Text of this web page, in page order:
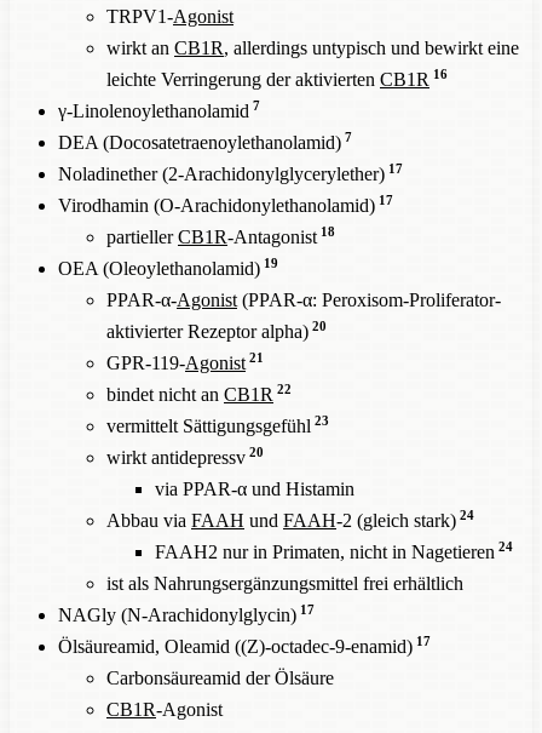
TRPV1-Agonist
wirkt an CB1R, allerdings untypisch und bewirkt eine
leichte Verringerung der aktivierten CB1R 16
γ-Linolenoylethanolamid 7
DEA (Docosatetraenoylethanolamid) 7
Noladinether (2-Arachidonylglycerylether) 17
Virodhamin (O-Arachidonylethanolamid) 17
partiellerCB1R-Antagonist 18
OEA (Oleoylethanolamid) 19
PPAR-α-Agonist (PPAR-α: Peroxisom-Proliferator-
aktivierter Rezeptor alpha) 20
GPR-119-Agonist 21
bindet nicht an CB1R 22
vermittelt Sättigungsgefühl 23
wirkt antidepressv 20
via PPAR-α und Histamin
Abbau via FAAH und FAAH-2 (gleich stark) 24
FAAH2 nur in Primaten, nicht in Nagetieren 24
ist als Nahrungsergänzungsmittel frei erhältlich
NAGly (N-Arachidonylglycin) 17
Ölsäureamid, Oleamid ((Z)-octadec-9-enamid) 17
Carbonsäureamid der Ölsäure
CB1R-Agonist